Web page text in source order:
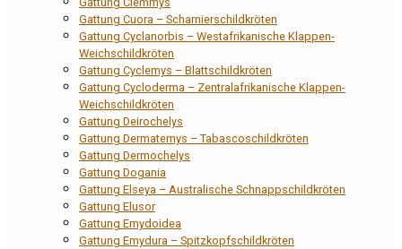
Gattung Cuora – Scharnierschildkröten
Gattung Cyclanorbis – Westafrikanische Klappen-
Weichschildkröten
Gattung Cyclemys – Blattschildkröten
Gattung Cycloderma – Zentralafrikanische Klappen-
Weichschildkröten
Gattung Deirochelys
Gattung Dermatemys – Tabascoschildkröten
Gattung Dermochelys
Gattung Dogania
Gattung Elseya – Australische Schnappschildkröten
Gattung Elusor
Gattung Emydoidea
Gattung Emydura – Spitzkopfschildkröten